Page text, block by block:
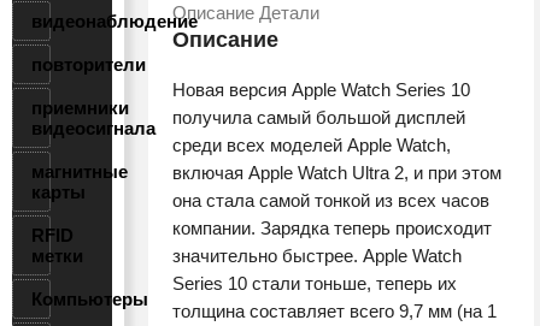
видеонаблюдение
повторители
приемники
видеосигнала
магнитные
карты
RFID
метки
Компьютеры
Описание Детали
Описание
Новая версия Apple Watch Series 10
получила самый большой дисплей
среди всех моделей Apple Watch,
включая Apple Watch Ultra 2, и при этом
она стала самой тонкой из всех часов
компании. Зарядка теперь происходит
значительно быстрее. Apple Watch
Series 10 стали тоньше, теперь их
толщина составляет всего 9,7 мм (на 1